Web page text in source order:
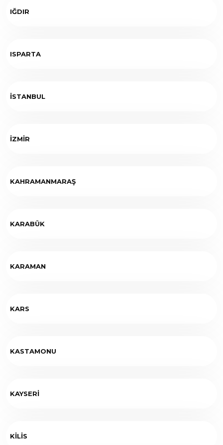
IĞDIR
ISPARTA
İSTANBUL
İZMİR
KAHRAMANMARAŞ
KARABÜK
KARAMAN
KARS
KASTAMONU
KAYSERİ
KİLİS